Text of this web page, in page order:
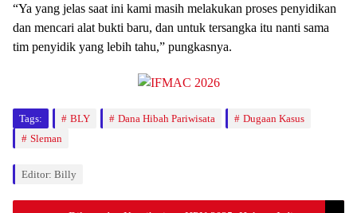
“Ya yang jelas saat ini kami masih melakukan proses penyidikan
dan mencari alat bukti baru, dan untuk tersangka itu nanti sama
tim penyidik yang lebih tahu,” pungkasnya.
Tags: BLY Dana Hibah Pariwisata
Dugaan Kasus
Sleman
Editor: Billy